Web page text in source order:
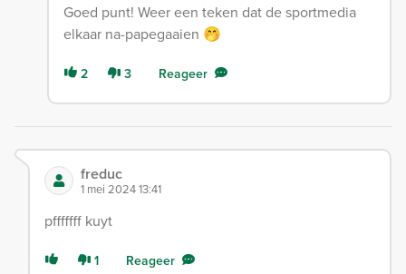
Goed punt! Weer een teken dat de sportmedia
elkaar na-papegaaien 🤭
2 3 Reageer
freduc
1 mei 2024 13:41
pfffffff kuyt
1 Reageer